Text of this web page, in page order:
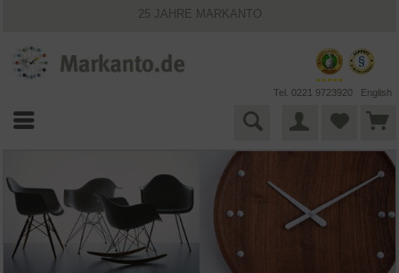
25 JAHRE MARKANTO
VIELFÄLTIGE ZAHLUNGSMÖGLICHKEITEN
Tel. 0221 9723920 English